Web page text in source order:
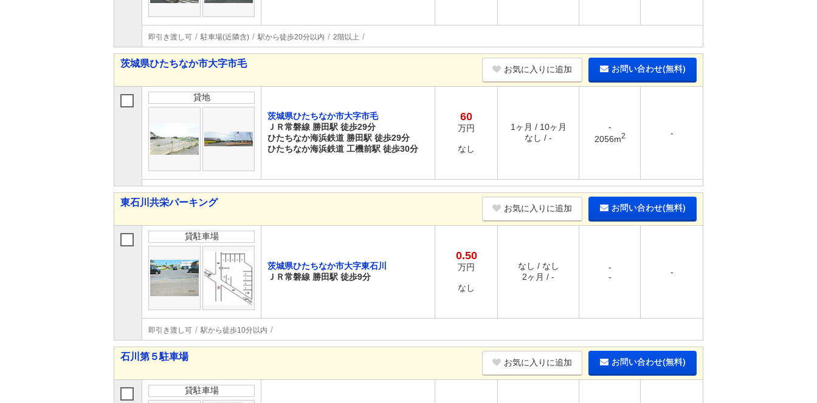
即引き渡し可 駐車場(近隣含) 駅から徒歩20分以内 2階以上
茨城県ひたちなか市大字市毛
お気に入りに追加 お問い合わせ(無料)
貸地
茨城県ひたちなか市大字市毛
ＪＲ常磐線 勝田駅 徒歩29分
ひたちなか海浜鉄道 勝田駅 徒歩29分
ひたちなか海浜鉄道 工機前駅 徒歩30分
60
万円
なし
1ヶ月 / 10ヶ月
なし / -
-
2056m2 -
東石川共栄パーキング
お気に入りに追加 お問い合わせ(無料)
貸駐車場
茨城県ひたちなか市大字東石川
ＪＲ常磐線 勝田駅 徒歩9分
0.50
万円
なし
なし / なし
2ヶ月 / -
-
-
-
即引き渡し可 駅から徒歩10分以内
石川第５駐車場
お気に入りに追加 お問い合わせ(無料)
貸駐車場